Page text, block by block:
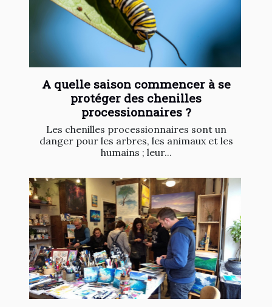
A quelle saison commencer à se
protéger des chenilles
processionnaires ?
Les chenilles processionnaires sont un
danger pour les arbres, les animaux et les
humains ; leur...